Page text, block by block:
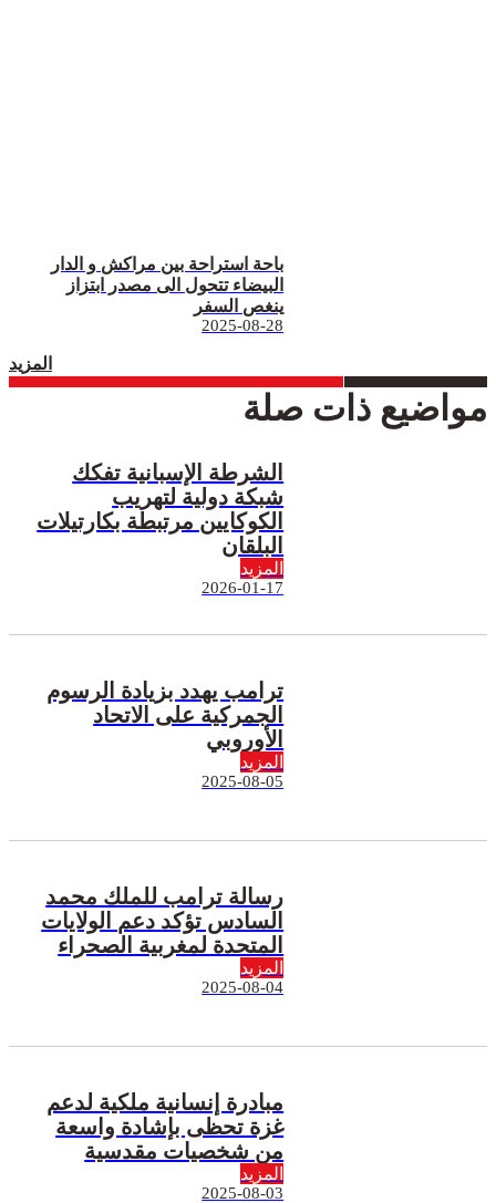
باحة استراحة بين مراكش و الدار
البيضاء تتحول الى مصدر ابتزاز
ينغص السفر
2025-08-28
المزيد
مواضيع ذات صلة
الشرطة الإسبانية تفكك
شبكة دولية لتهريب
الكوكايين مرتبطة بكارتيلات
البلقان
المزيد
2026-01-17
ترامب يهدد بزيادة الرسوم
الجمركية على الاتحاد
الأوروبي
المزيد
2025-08-05
رسالة ترامب للملك محمد
السادس تؤكد دعم الولايات
المتحدة لمغربية الصحراء
المزيد
2025-08-04
مبادرة إنسانية ملكية لدعم
غزة تحظى بإشادة واسعة
من شخصيات مقدسية
المزيد
2025-08-03